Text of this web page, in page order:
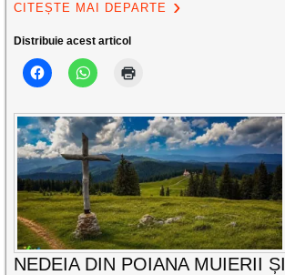
CITEȘTE MAI DEPARTE
Distribuie acest articol
NEDEIA DIN POIANA MUIERII ȘI